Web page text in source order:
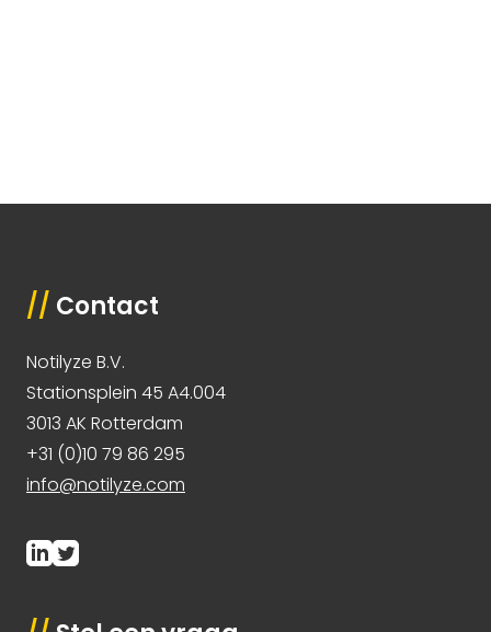
// Contact
Notilyze B.V.
Stationsplein 45 A4.004
3013 AK Rotterdam
+31 (0)10 79 86 295
info@notilyze.com